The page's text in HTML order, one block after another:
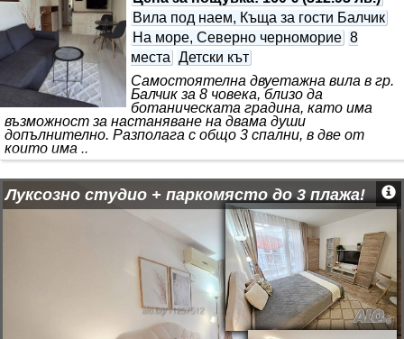
Вила под наем, Къща за гости Балчик
На море, Северно черноморие 8
места Детски кът
Самостоятелна двуетажна вила в гр.
Балчик за 8 човека, близо да
ботаническата градина, като има
възможност за настаняване на двама души
допълнително. Разполага с общо 3 спални, в две от
които има ..
Луксозно студио + паркомясто до 3 плажа!